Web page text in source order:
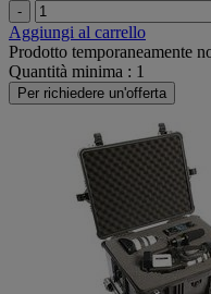
-
Aggiungi al carrello
Prodotto temporaneamente
Quantità minima : 1
Per richiedere un'offerta